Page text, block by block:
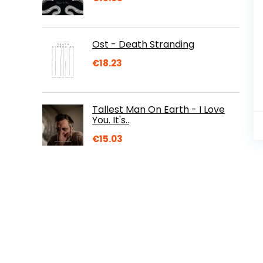
Ost - Death Stranding
€18.23
Tallest Man On Earth - I Love
You. It's..
€15.03